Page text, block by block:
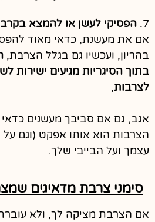
7. הפסיקי לעשן או להמצא
אם את מעשנת, כדאי מאוד
בהריון, ועכשיו גם בגלל הצרבת,
בתוך הסיגריות מגיעים ישירות
לצרבות,
אגב, גם אם סביבך מעשנים
הצרבות הוא אותו אפקט (וגם על
עצמך ועל הבייבי שלך.
סימני צרבת מדאיגים
אם הצרבת מציקה לך, ולא